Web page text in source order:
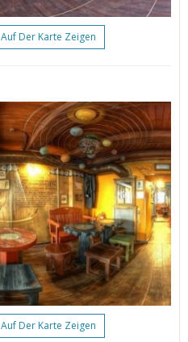
Auf Der Karte Zeigen
Auf Der Karte Zeigen